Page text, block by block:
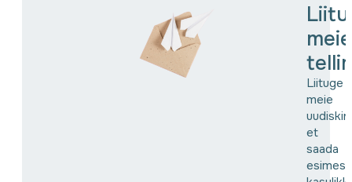
meie
Liituge
meie
et
saada